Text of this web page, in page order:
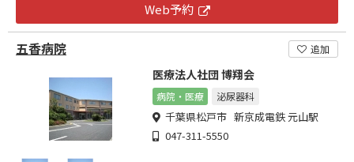
Web予約
五香病院 追加
医療法人社団 博翔会
病院・医療 泌尿器科
千葉県松戸市 新京成電鉄 元山駅
047-311-5550